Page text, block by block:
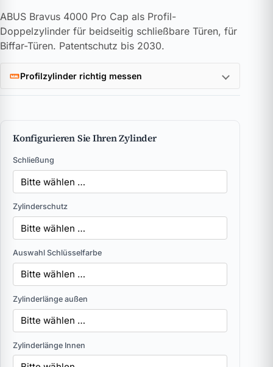
ABUS Bravus 4000 Pro Cap als Profil-
Doppelzylinder für beidseitig schließbare Türen, für
Biffar-Türen. Patentschutz bis 2030.
Profilzylinder richtig messen
Konfigurieren Sie Ihren Zylinder
Schließung
Zylinderschutz
Auswahl Schlüsselfarbe
Zylinderlänge außen
Zylinderlänge Innen